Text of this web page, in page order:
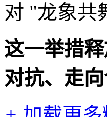
对 "龙象共
这一举措
对抗、走向